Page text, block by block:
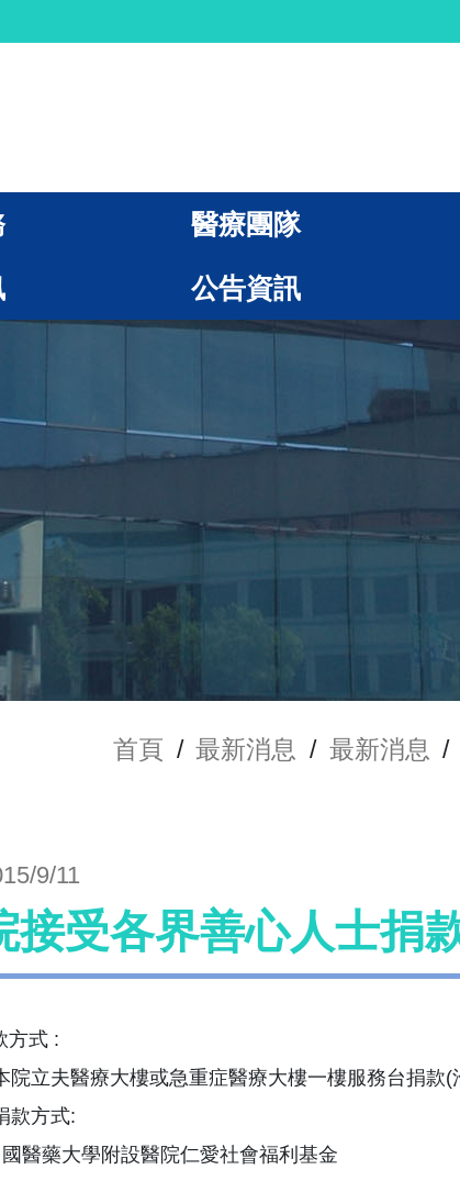
醫療團隊
公告資訊
首頁 / 最新消息 / 最新消息 /
9/11
接受各界善心人士捐
方式 :
院立夫醫療大樓或急重症醫療大樓一樓服務台捐款(
款方式:
醫藥大學附設醫院仁愛社會福利基金